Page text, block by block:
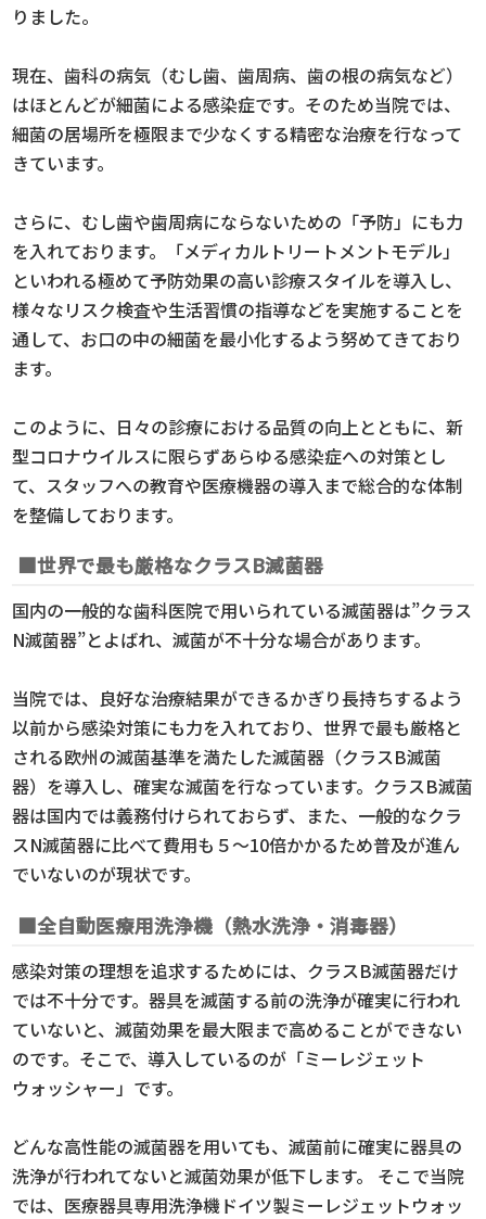
りました。
現在、歯科の病気（むし歯、歯周病、歯の根の病気など）
はほとんどが細菌による感染症です。そのため当院では、
細菌の居場所を極限まで少なくする精密な治療を行なって
きています。
さらに、むし歯や歯周病にならないための「予防」にも力
を入れております。「メディカルトリートメントモデル」
といわれる極めて予防効果の高い診療スタイルを導入し、
様々なリスク検査や生活習慣の指導などを実施することを
通して、お口の中の細菌を最小化するよう努めてきており
ます。
このように、日々の診療における品質の向上とともに、新
型コロナウイルスに限らずあらゆる感染症への対策とし
て、スタッフへの教育や医療機器の導入まで総合的な体制
を整備しております。
■世界で最も厳格なクラスB滅菌器
国内の一般的な歯科医院で用いられている滅菌器は”クラス
N滅菌器”とよばれ、滅菌が不十分な場合があります。
当院では、良好な治療結果ができるかぎり長持ちするよう
以前から感染対策にも力を入れており、世界で最も厳格と
される欧州の滅菌基準を満たした滅菌器（クラスB滅菌
器）を導入し、確実な滅菌を行なっています。クラスB滅菌
器は国内では義務付けられておらず、また、一般的なクラ
スN滅菌器に比べて費用も５〜10倍かかるため普及が進ん
でいないのが現状です。
■全自動医療用洗浄機（熱水洗浄・消毒器）
感染対策の理想を追求するためには、クラスB滅菌器だけ
では不十分です。器具を滅菌する前の洗浄が確実に行われ
ていないと、滅菌効果を最大限まで高めることができない
のです。そこで、導入しているのが「ミーレジェット
ウォッシャー」です。
どんな高性能の滅菌器を用いても、滅菌前に確実に器具の
洗浄が行われてないと滅菌効果が低下します。 そこで当院
では、医療器具専用洗浄機ドイツ製ミーレジェットウォッ